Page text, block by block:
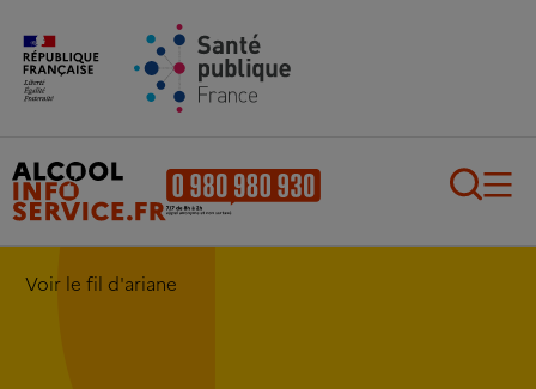
Aller au contenu principal
Voir le fil d'ariane